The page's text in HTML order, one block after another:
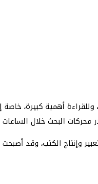
وللقراءة أهمية كبيرة،
البحث خلال الساعات
وإنتاج الكتب، وقد